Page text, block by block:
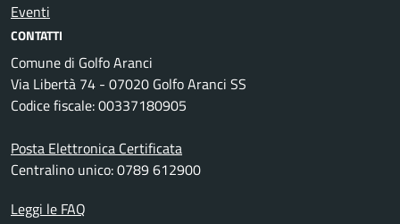
Eventi
CONTATTI
Comune di Golfo Aranci
Via Libertà 74 - 07020 Golfo Aranci SS
Codice fiscale: 00337180905
Posta Elettronica Certificata
Centralino unico: 0789 612900
Leggi le FAQ